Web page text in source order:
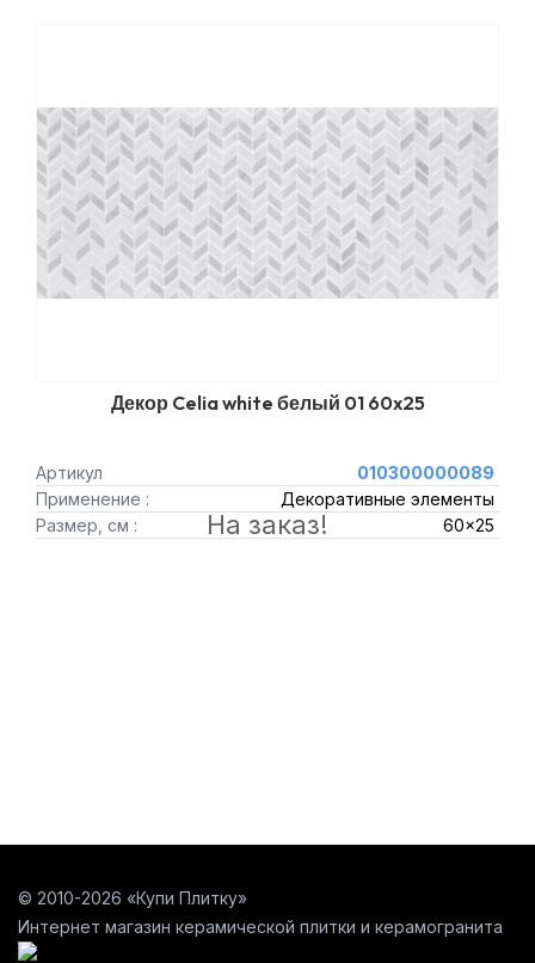
Декор Celia white белый 01 60x25
Артикул
010300000089
Применение :
Декоративные элементы
Размер, см :
60x25
На заказ!
© 2010-2026 «Купи Плитку»
Интернет магазин керамической плитки и керамогранита